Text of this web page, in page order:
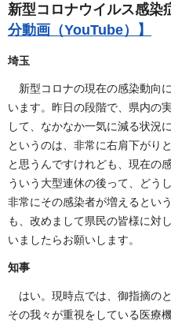
新型コロナウイルス感染
分動画（YouTube）】
埼玉
新型コロナの現在の感染動向
います。昨日の段階で、県内の
して、なかなか一気に減る状況
というのは、非常に右肩下がり
と思うんですけれども、現在の
ういう大型連休の後って、どう
非常にその感染者が増えるとい
も、改めまして県民の皆様に対
いましたらお願いします。
知事
はい。現時点では、御指摘の
その我々が重視をしている医療